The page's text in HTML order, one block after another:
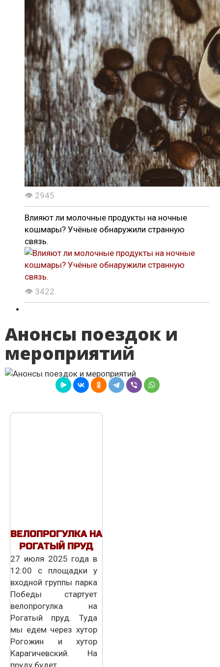
👁 2945
Влияют ли молочные продукты на ночные
кошмары? Учёные обнаружили странную
связь.
👁 3422
Анонсы поездок и
мероприятий
ВЕЛОПРОГУЛКА НА
РОГАТЫЙ ПРУД
27 июля 2025 года в
12:00 с площадки у
входной группы парка
Победы стартует
велопрогулка на
Рогатый пруд. Туда
мы едем через хутор
Рогожин и хутор
Карагичевский. На
пруду будет…